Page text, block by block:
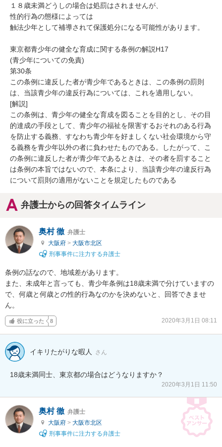
１８歳未満どうしの場合は処罰はされませんが、
性的行為の態様によっては
触法少年として補導されて保護処分になる可能性があります。
東京都青少年の健全な育成に関する条例の解説H17
(青少年についての免責)
第30条
この条例に違反した者が青少年であるときは、この条例の罰則
は、当該青少年の違反行為については、これを適用しない。
[解説]
この条例は、青少年の健全な育成を図ることを目的とし、その目
的達成の手段として、青少年の福祉を限害するおそれのある行為
を防止する義務、すなわち青少年を好ましくない社会環境から守
る義務を青少年以外の者に負わせたものである。したがって、こ
の条例に違反した者が青少年であるときは、その者を罰すること
は条例の本旨ではないので、本条により、当該青少年の違反行為
について罰則の適用がないことを規定したものである
弁護士からの回答タイムライン
奥村 徹 弁護士
大阪府 > 大阪市北区
刑事事件に注力する弁護士
条例の話なので、地域差があります。
また、未成年と言っても、青少年条例は18歳未満で分けていますの
で、何歳と何歳との性的行為なのかを決めないと、回答できませ
ん。
役に立った 8 2020年3月1日 08:11
イキリたがりな暇人 さん
18歳未満同士、東京都の場合はどうなりますか？
2020年3月1日 11:50
奥村 徹 弁護士
大阪府 > 大阪市北区
刑事事件に注力する弁護士